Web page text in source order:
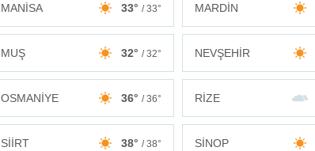
MANİSA 33° / 33° MARDİN
MUŞ 32° / 32° NEVŞEHİR
OSMANİYE 36° / 36° RİZE
SİİRT 38° / 38° SİNOP